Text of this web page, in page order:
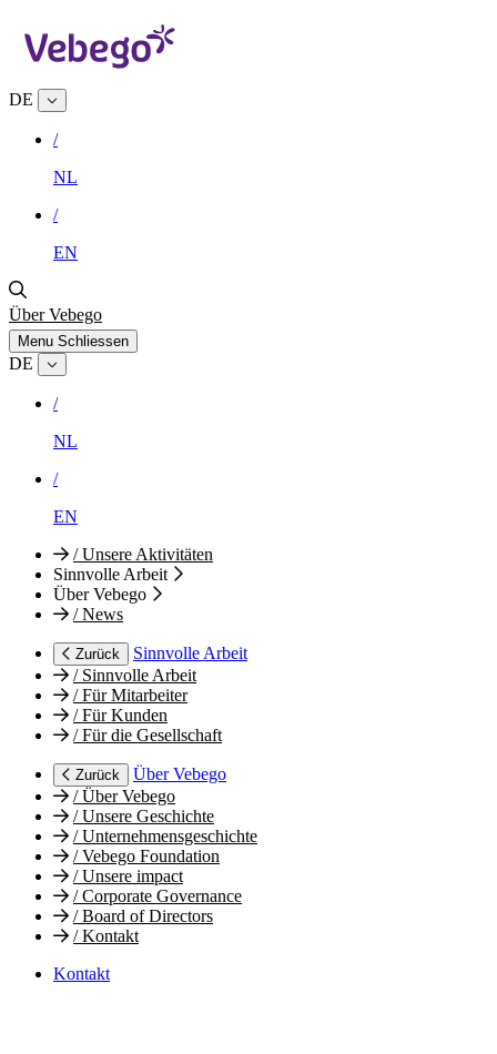
DE
/
NL
/
EN
Über Vebego
Menu Schliessen
DE
/
NL
/
EN
/Unsere Aktivitäten
Sinnvolle Arbeit
Über Vebego
/News
Zurück
Sinnvolle Arbeit
/Sinnvolle Arbeit
/Für Mitarbeiter
/Für Kunden
/Für die Gesellschaft
Zurück
Über Vebego
/Über Vebego
/Unsere Geschichte
/Unternehmensgeschichte
/Vebego Foundation
/Unsere impact
/Corporate Governance
/Board of Directors
/Kontakt
Kontakt